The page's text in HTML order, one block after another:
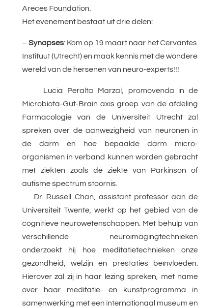
Areces Foundation.
Het evenement bestaat uit drie delen:
– Synapses: Kom op 19 maart naar het Cervantes
Instituut (Utrecht) en maak kennis met de wondere
wereld van de hersenen van neuro-experts!!!
Lucia Peralta Marzal, promovenda in de
Microbiota-Gut-Brain axis groep van de afdeling
Farmacologie van de Universiteit Utrecht zal
spreken over de aanwezigheid van neuronen in
de darm en hoe bepaalde darm micro-
organismen in verband kunnen worden gebracht
met ziekten zoals de ziekte van Parkinson of
autisme spectrum stoornis.
Dr. Russell Chan, assistant professor aan de
Universiteit Twente, werkt op het gebied van de
cognitieve neurowetenschappen. Met behulp van
verschillende neuroimagingtechnieken
onderzoekt hij hoe meditatietechnieken onze
gezondheid, welzijn en prestaties beïnvloeden.
Hierover zal zij in haar lezing spreken, met name
over haar meditatie- en kunstprogramma in
samenwerking met een internationaal museum en